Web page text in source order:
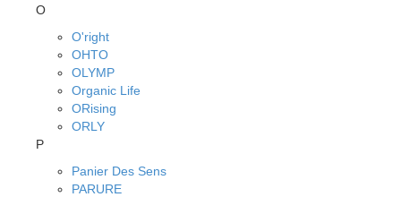
O
O'right
OHTO
OLYMP
Organic Life
ORising
ORLY
P
Panier Des Sens
PARURE